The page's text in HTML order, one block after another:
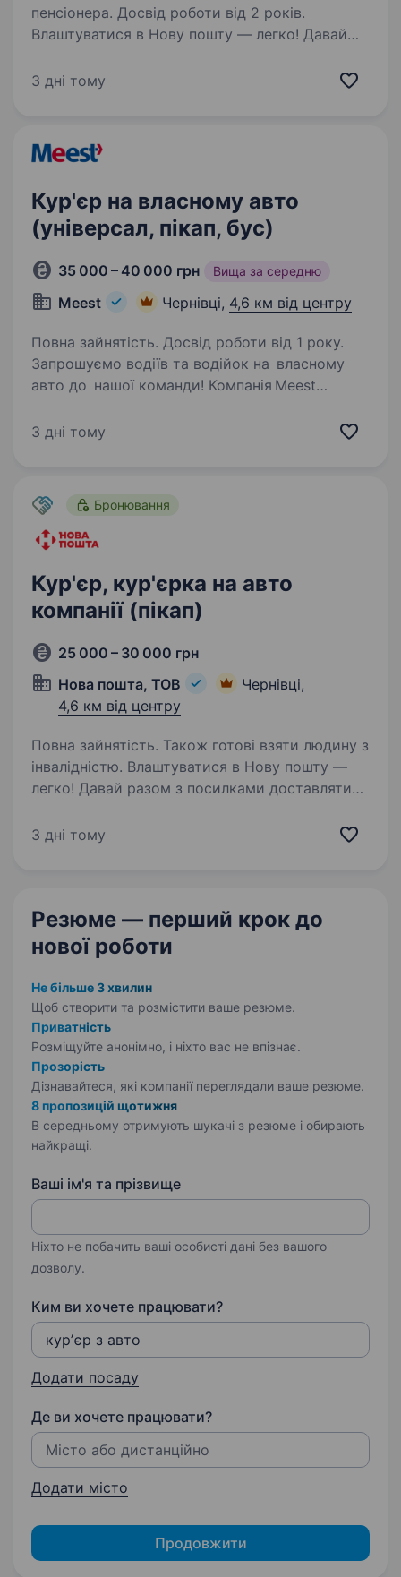
пенсіонера. Досвід роботи від 2 років.
Влаштуватися в Нову пошту — легко! Давай
допомогу та довгоочікувані емоції.
зайвого…
3 дні тому
Кур'єр на власному авто
(універсал, пікап, бус)
35 000 – 40 000 грн Вища за середню
Meest Чернівці, 4,6 км від центру
Повна зайнятість. Досвід роботи від 1 року.
Запрошуємо водіїв та водійок на власному
авто до нашої команди! Компанія Meest
на власному авто. Якщо ти любиш бути
3 дні тому
Бронювання
Кур'єр, кур'єрка на авто
компанії (пікап)
25 000 – 30 000 грн
Нова пошта, ТОВ
Чернівці,
4,6 км від центру
Повна зайнятість. Також готові взяти людину з
інвалідністю. Влаштуватися в Нову пошту —
легко! Давай разом з посилками доставляти
Ти шукаєш? Ми гарантуємо: Білу заробітну
3 дні тому
Резюме — перший крок до
нової роботи
Не більше 3 хвилин
Щоб створити та розмістити ваше резюме.
Приватність
Розміщуйте анонімно, і ніхто вас не впізнає.
Прозорість
Дізнавайтеся, які компанії переглядали ваше резюме.
8 пропозицій щотижня
В середньому отримують шукачі з резюме і обирають
найкращі.
Ваші ім'я та прізвище
Ніхто не побачить ваші особисті дані без вашого
дозволу.
Ким ви хочете працювати?
Додати посаду
Де ви хочете працювати?
Додати місто
Продовжити